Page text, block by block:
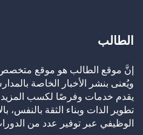
الطالب
إنَّ موقع الطالب هو موقع متخصص
ويُعنى بنشر الأخبار الخاصة
يقدم خدمات وفرصًا لكسب
تطوير الذات وبناء الثقة بالنفس،
الوظيفي عبر توفير عدد من